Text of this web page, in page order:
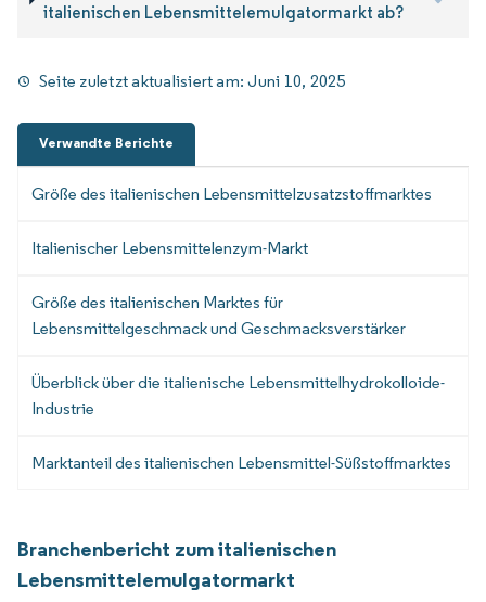
italienischen Lebensmittelemulgatormarkt ab?
Seite zuletzt aktualisiert am:Juni 10, 2025
Verwandte Berichte
Größe des italienischen Lebensmittelzusatzstoffmarktes
Italienischer Lebensmittelenzym-Markt
Größe des italienischen Marktes für
Lebensmittelgeschmack und Geschmacksverstärker
Überblick über die italienische Lebensmittelhydrokolloide-
Industrie
Marktanteil des italienischen Lebensmittel-Süßstoffmarktes
Branchenbericht zum italienischen
Lebensmittelemulgatormarkt